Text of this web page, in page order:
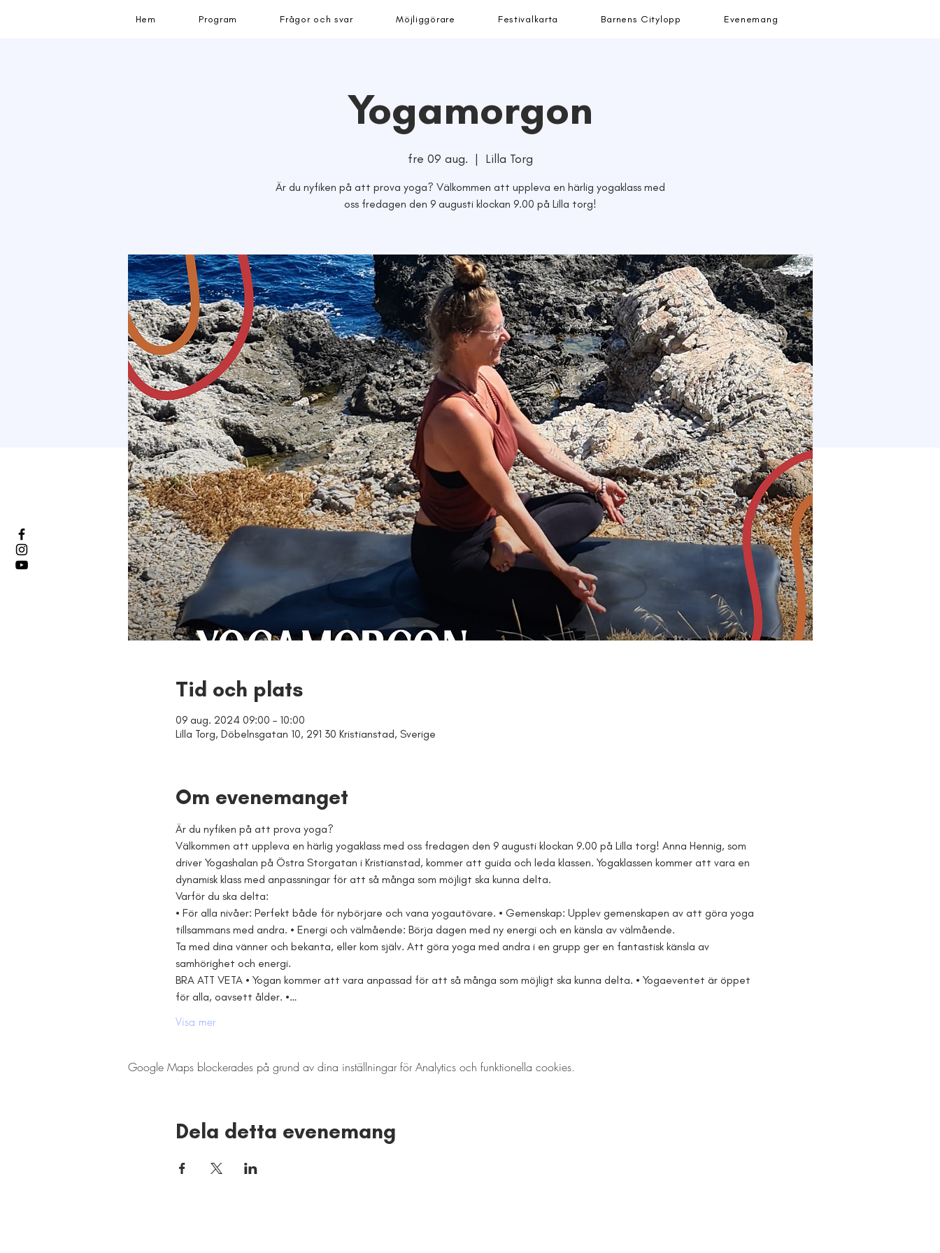
Hem Program Frågor och svar Möjliggörare Festivalkarta Barnens Citylopp Evenemang
Yogamorgon
fre 09 aug.
  |
Lilla Torg
Är du nyfiken på att prova yoga? Välkommen att uppleva en härlig yogaklass med
oss fredagen den 9 augusti klockan 9.00 på Lilla torg!
Tid och plats
09 aug. 2024 09:00 – 10:00
Lilla Torg, Döbelnsgatan 10, 291 30 Kristianstad, Sverige
Om evenemanget
Är du nyfiken på att prova yoga?
Välkommen att uppleva en härlig yogaklass med oss fredagen den 9 augusti klockan 9.00 på Lilla torg! Anna Hennig, som
driver Yogashalan på Östra Storgatan i Kristianstad, kommer att guida och leda klassen. Yogaklassen kommer att vara en
dynamisk klass med anpassningar för att så många som möjligt ska kunna delta.
Varför du ska delta:
• För alla nivåer: Perfekt både för nybörjare och vana yogautövare. • Gemenskap: Upplev gemenskapen av att göra yoga
tillsammans med andra. • Energi och välmående: Börja dagen med ny energi och en känsla av välmående.
Ta med dina vänner och bekanta, eller kom själv. Att göra yoga med andra i en grupp ger en fantastisk känsla av
samhörighet och energi.
BRA ATT VETA • Yogan kommer att vara anpassad för att så många som möjligt ska kunna delta. • Yogaeventet är öppet
för alla, oavsett ålder. •…
Visa mer
Google Maps blockerades på grund av dina inställningar för Analytics och funktionella cookies.
Dela detta evenemang